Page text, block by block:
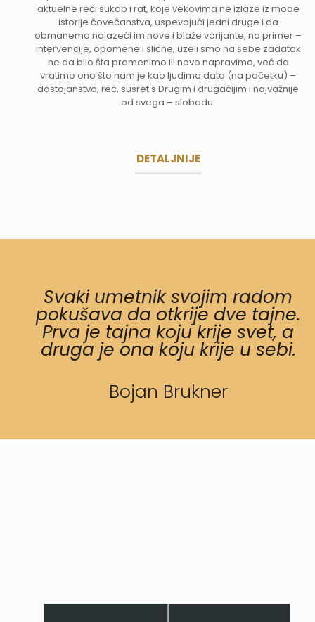
aktuelne reči sukob i rat, koje vekovima ne izlaze iz mode
istorije čovečanstva, uspevajući jedni druge i da
obmanemo nalazeći im nove i blaže varijante, na primer –
intervencije, opomene i slične, uzeli smo na sebe zadatak
ne da bilo šta promenimo ili novo napravimo, već da
vratimo ono što nam je kao ljudima dato (na početku) –
dostojanstvo, reč, susret s Drugim i drugačijim i najvažnije
od svega – slobodu.
DETALJNIJE
Svaki umetnik svojim radom
pokušava da otkrije dve tajne.
Prva je tajna koju krije svet, a
druga je ona koju krije u sebi.
Bojan Brukner